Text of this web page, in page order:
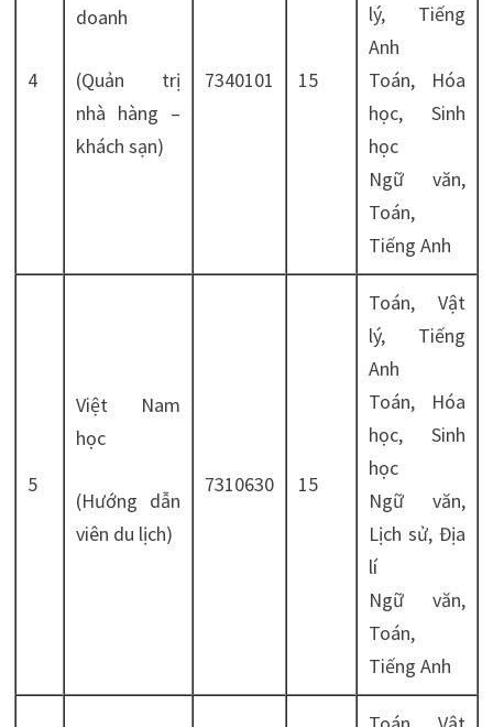
4
doanh
(Quản trị
nhà hàng –
khách sạn)
7340101 15
lý, Tiếng
Anh
Toán, Hóa
học, Sinh
học
Ngữ văn,
Toán,
Tiếng Anh
5
Việt Nam
học
(Hướng dẫn
viên du lịch)
7310630 15
Toán, Vật
lý, Tiếng
Anh
Toán, Hóa
học, Sinh
học
Ngữ văn,
Lịch sử, Địa
lí
Ngữ văn,
Toán,
Tiếng Anh